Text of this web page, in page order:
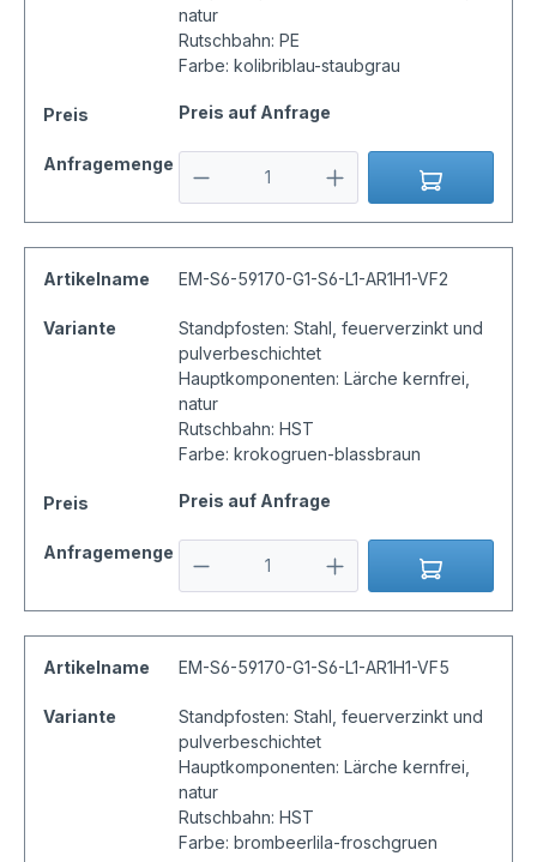
natur
Rutschbahn: PE
Farbe: kolibriblau-staubgrau
Preis Preis auf Anfrage
Anfragemenge
Artikelname EM-S6-59170-G1-S6-L1-AR1H1-VF2
Variante
Standpfosten: Stahl, feuerverzinkt und
pulverbeschichtet
Hauptkomponenten: Lärche kernfrei,
natur
Rutschbahn: HST
Farbe: krokogruen-blassbraun
Preis Preis auf Anfrage
Anfragemenge
Artikelname EM-S6-59170-G1-S6-L1-AR1H1-VF5
Variante
Standpfosten: Stahl, feuerverzinkt und
pulverbeschichtet
Hauptkomponenten: Lärche kernfrei,
natur
Rutschbahn: HST
Farbe: brombeerlila-froschgruen